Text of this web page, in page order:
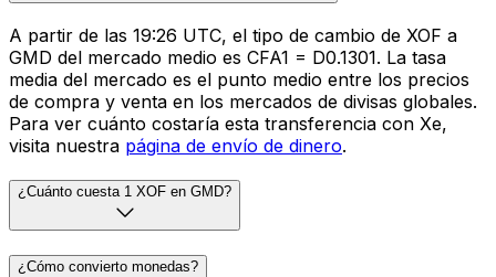
A partir de las 19:26 UTC, el tipo de cambio de XOF a
GMD del mercado medio es CFA1 = D0.1301. La tasa
media del mercado es el punto medio entre los precios
de compra y venta en los mercados de divisas globales.
Para ver cuánto costaría esta transferencia con Xe,
visita nuestra página de envío de dinero.
¿Cuánto cuesta 1 XOF en GMD?
¿Cómo convierto monedas?